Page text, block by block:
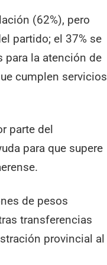
(62%), pero
partido; el 37% se
la atención de
cumplen servicios
parte del
para que supere
de pesos
transferencias
provincial al